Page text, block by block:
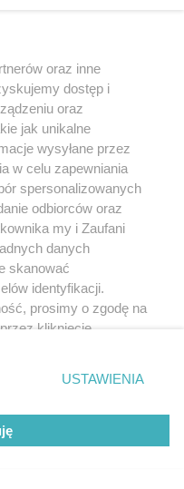
oraz inne
dostęp i
oraz
jak unikalne
wysyłane przez
w celu zapewniania
spersonalizowanych
odbiorców oraz
my i Zaufani
danych
skanować
identyfikacji.
prosimy o zgodę na
kliknięcie
ustawień prywatności
strony
wymagają zgody
się takiemu
zastosowanie tylko
USTAWIENIA